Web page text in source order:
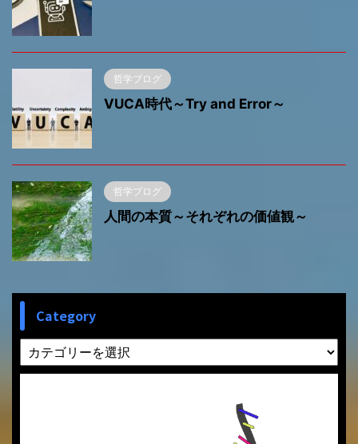
哲学ブログ
VUCA時代～Try and Error～
哲学ブログ
人間の本質～それぞれの価値観～
Category